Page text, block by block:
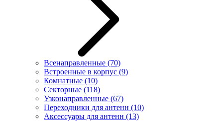
Всенаправленные (70)
Встроенные в корпус (9)
Комнатные (10)
Секторные (118)
Узконаправленные (67)
Переходники для антенн (10)
Аксессуары для антенн (13)